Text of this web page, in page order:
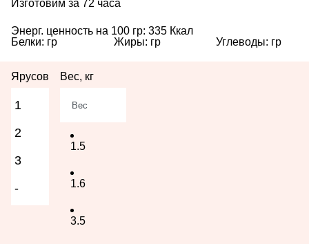
Изготовим за 72 часа
Энерг. ценность на 100 гр: 335 Ккал
Белки: гр Жиры: гр Углеводы: гр
Ярусов
1
2
3
-
Вес, кг
Вес
1.5
1.6
3.5